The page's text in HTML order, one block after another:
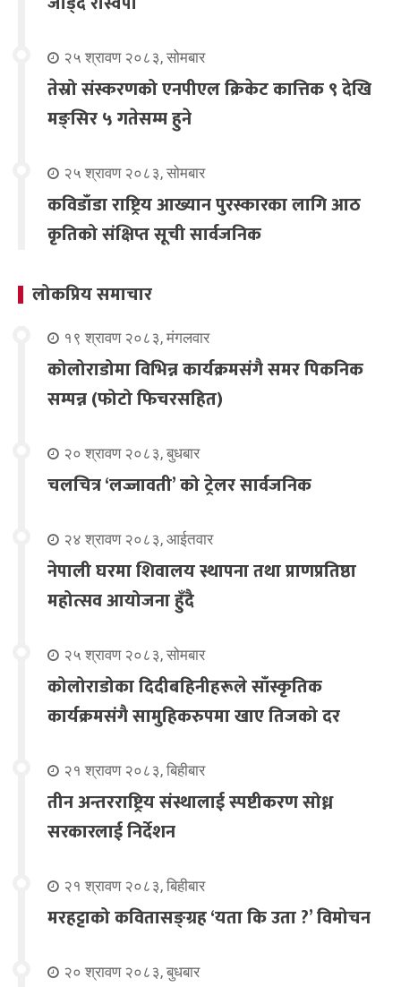
२५ श्रावण २०८३, सोमबार
तेस्रो संस्करणको एनपीएल क्रिकेट कात्तिक ९ देखि
मङ्सिर ५ गतेसम्म हुने
२५ श्रावण २०८३, सोमबार
कविडाँडा राष्ट्रिय आख्यान पुरस्कारका लागि आठ
कृतिको संक्षिप्त सूची सार्वजनिक
लोकप्रिय समाचार
१९ श्रावण २०८३, मंगलवार
कोलोराडोमा विभिन्न कार्यक्रमसंगै समर पिकनिक
सम्पन्न (फोटो फिचरसहित)
२० श्रावण २०८३, बुधबार
चलचित्र ‘लज्जावती’ को ट्रेलर सार्वजनिक
२४ श्रावण २०८३, आईतवार
नेपाली घरमा शिवालय स्थापना तथा प्राणप्रतिष्ठा
महोत्सव आयोजना हुँदै
२५ श्रावण २०८३, सोमबार
कोलोराडोका दिदीबहिनीहरूले साँस्कृतिक
कार्यक्रमसंगै सामुहिकरुपमा खाए तिजको दर
२१ श्रावण २०८३, बिहीबार
तीन अन्तरराष्ट्रिय संस्थालाई स्पष्टीकरण सोध्न
सरकारलाई निर्देशन
२१ श्रावण २०८३, बिहीबार
मरहट्टाको कवितासङ्ग्रह ‘यता कि उता ?’ विमोचन
२० श्रावण २०८३, बुधबार